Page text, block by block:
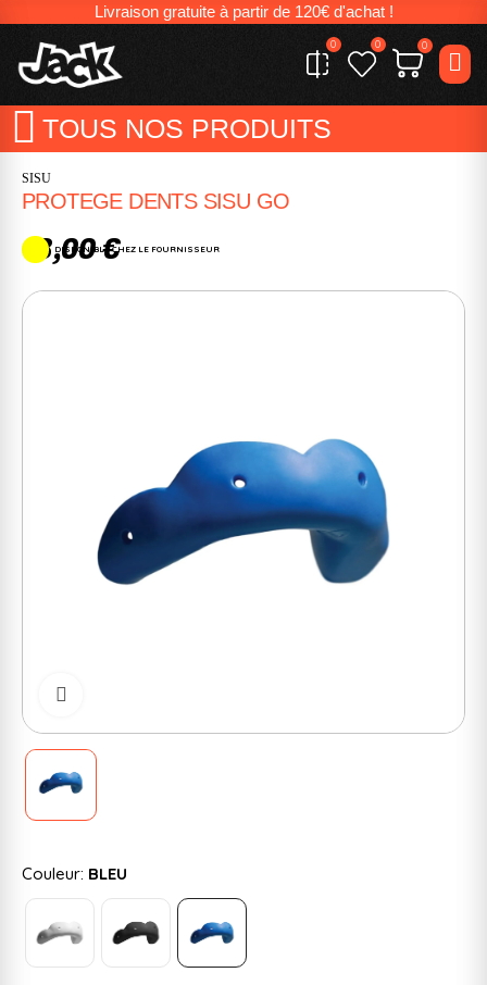
Livraison gratuite à partir de 120€ d'achat !
0 0 0
TOUS NOS PRODUITS
SISU
PROTEGE DENTS SISU GO
18,00 €
DISPONIBLE CHEZ LE FOURNISSEUR
Couleur: BLEU